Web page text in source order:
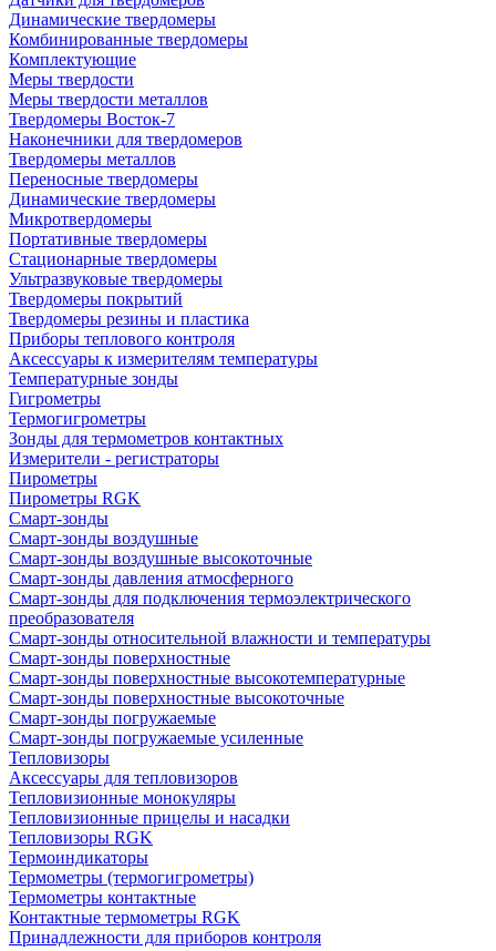
Динамические твердомеры
Комбинированные твердомеры
Комплектующие
Меры твердости
Меры твердости металлов
Твердомеры Восток-7
Наконечники для твердомеров
Твердомеры металлов
Переносные твердомеры
Динамические твердомеры
Микротвердомеры
Портативные твердомеры
Стационарные твердомеры
Ультразвуковые твердомеры
Твердомеры покрытий
Твердомеры резины и пластика
Приборы теплового контроля
Аксессуары к измерителям температуры
Температурные зонды
Гигрометры
Термогигрометры
Зонды для термометров контактных
Измерители - регистраторы
Пирометры
Пирометры RGK
Смарт-зонды
Смарт-зонды воздушные
Смарт-зонды воздушные высокоточные
Смарт-зонды давления атмосферного
Смарт-зонды для подключения термоэлектрического
преобразователя
Смарт-зонды относительной влажности и температуры
Смарт-зонды поверхностные
Смарт-зонды поверхностные высокотемпературные
Смарт-зонды поверхностные высокоточные
Смарт-зонды погружаемые
Смарт-зонды погружаемые усиленные
Тепловизоры
Аксессуары для тепловизоров
Тепловизионные монокуляры
Тепловизионные прицелы и насадки
Тепловизоры RGK
Термоиндикаторы
Термометры (термогигрометры)
Термометры контактные
Контактные термометры RGK
Принадлежности для приборов контроля